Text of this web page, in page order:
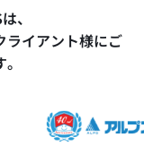
、
ライアント様にご